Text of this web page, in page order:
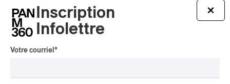
Présence autochtone
2026 | La programmation
×
Inscription
Infolettre
Votre courriel *